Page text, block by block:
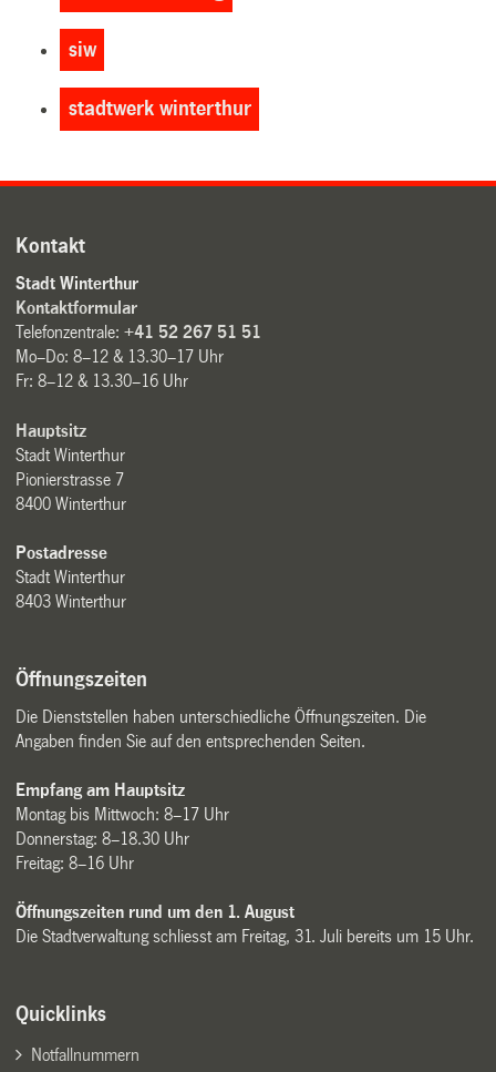
siw
stadtwerk winterthur
Kontakt
Stadt Winterthur
Kontaktformular
Telefonzentrale:+41 52 267 51 51
Mo–Do: 8–12 & 13.30–17 Uhr
Fr: 8–12 & 13.30–16 Uhr
Hauptsitz
Stadt Winterthur
Pionierstrasse 7
8400 Winterthur
Postadresse
Stadt Winterthur
8403 Winterthur
Öffnungszeiten
Die Dienststellen haben unterschiedliche Öffnungszeiten. Die
Angaben finden Sie auf den entsprechenden Seiten.
Empfang am Hauptsitz
Montag bis Mittwoch: 8–17 Uhr
Donnerstag: 8–18.30 Uhr
Freitag: 8–16 Uhr
Öffnungszeiten rund um den 1. August
Die Stadtverwaltung schliesst am Freitag, 31. Juli bereits um 15 Uhr.
Quicklinks
Notfallnummern